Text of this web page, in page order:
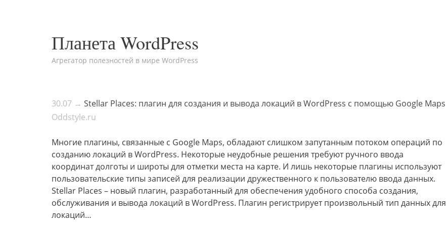
Планета WordPress
Агрегатор полезностей в мире WordPress
30.07 → Stellar Places: плагин для создания и вывода локаций в WordPress с помощью Google Maps
Oddstyle.ru
Многие плагины, связанные с Google Maps, обладают слишком запутанным потоком операций по
созданию локаций в WordPress. Некоторые неудобные решения требуют ручного ввода
координат долготы и широты для отметки места на карте. И лишь некоторые плагины используют
пользовательские типы записей для реализации дружественного к пользователю ввода данных.
Stellar Places – новый плагин, разработанный для обеспечения удобного способа создания,
обслуживания и вывода локаций в WordPress. Плагин регистрирует произвольный тип данных для
локаций…